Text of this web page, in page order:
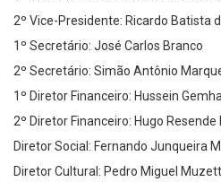
2º Vice-Presidente: Ricardo Batista
1º Secretário: José Carlos Branco
2º Secretário: Simão Antônio
1º Diretor Financeiro: Hussein
2º Diretor Financeiro: Hugo Resende
Diretor Social: Fernando Junqueira
Diretor Cultural: Pedro Miguel